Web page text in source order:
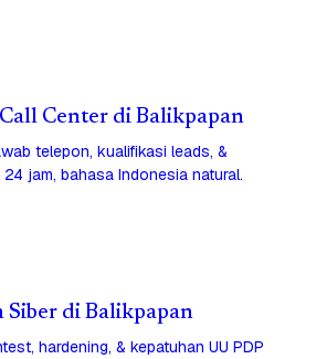
Call Center di Balikpapan
telepon, kualifikasi leads, &
jam, bahasa Indonesia natural.
Siber di Balikpapan
hardening, & kepatuhan UU PDP